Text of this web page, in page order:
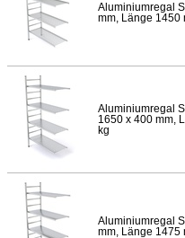
Aluminiumregal
mm, Länge 1450
Aluminiumregal
1650 x 400 mm,
kg
Aluminiumregal
mm, Länge 1475